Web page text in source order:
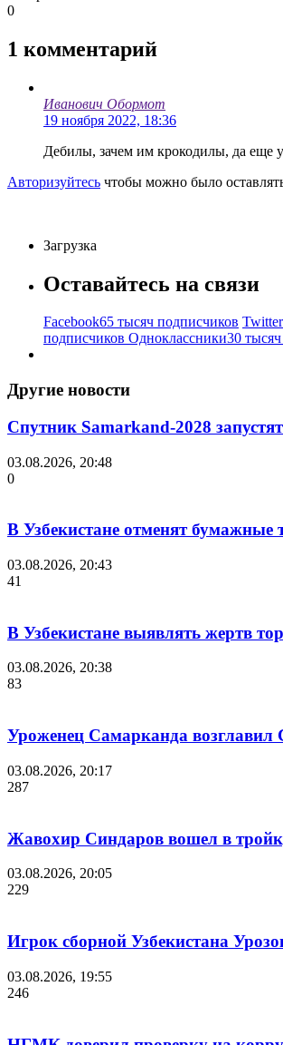
0
1 комментарий
Иванович Обормот
19 ноября 2022, 18:36
Дебилы, зачем им крокодилы, да еще
Авторизуйтесь чтобы можно было
Загрузка
Оставайтесь на связи
Facebook65 тысяч подписчиков Twitter
подписчиков Одноклассники30
Другие новости
Спутник Samarkand-2028
03.08.2026, 20:48
0
В Узбекистане отменят бумажные
03.08.2026, 20:43
41
В Узбекистане выявлять жертв
03.08.2026, 20:38
83
Уроженец Самарканда
03.08.2026, 20:17
287
Жавохир Синдаров вошел в
03.08.2026, 20:05
229
Игрок сборной Узбекистана
03.08.2026, 19:55
246